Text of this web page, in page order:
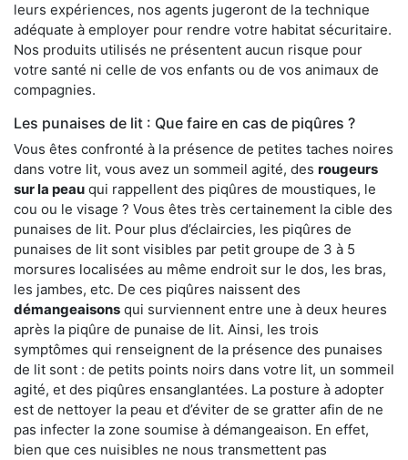
leurs expériences, nos agents jugeront de la technique
adéquate à employer pour rendre votre habitat sécuritaire.
Nos produits utilisés ne présentent aucun risque pour
votre santé ni celle de vos enfants ou de vos animaux de
compagnies.
Les punaises de lit : Que faire en cas de piqûres ?
Vous êtes confronté à la présence de petites taches noires
dans votre lit, vous avez un sommeil agité, des rougeurs
sur la peau qui rappellent des piqûres de moustiques, le
cou ou le visage ? Vous êtes très certainement la cible des
punaises de lit. Pour plus d’éclaircies, les piqûres de
punaises de lit sont visibles par petit groupe de 3 à 5
morsures localisées au même endroit sur le dos, les bras,
les jambes, etc. De ces piqûres naissent des
démangeaisons qui surviennent entre une à deux heures
après la piqûre de punaise de lit. Ainsi, les trois
symptômes qui renseignent de la présence des punaises
de lit sont : de petits points noirs dans votre lit, un sommeil
agité, et des piqûres ensanglantées. La posture à adopter
est de nettoyer la peau et d’éviter de se gratter afin de ne
pas infecter la zone soumise à démangeaison. En effet,
bien que ces nuisibles ne nous transmettent pas